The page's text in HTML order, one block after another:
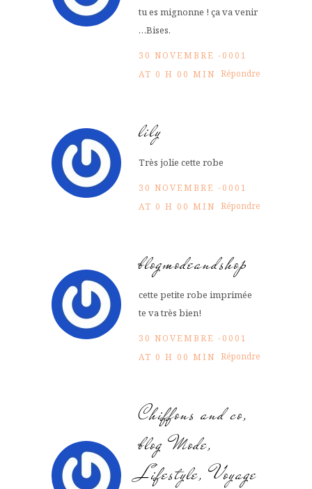
tu es mignonne ! ça va venir
…Bises.
30 NOVEMBRE -0001
AT 0 H 00 MIN Répondre
lily
Très jolie cette robe
30 NOVEMBRE -0001
AT 0 H 00 MIN Répondre
blogmodeandshop
cette petite robe imprimée
te va très bien!
30 NOVEMBRE -0001
AT 0 H 00 MIN Répondre
Chiffons and co,
blog Mode,
Lifestyle, Voyage